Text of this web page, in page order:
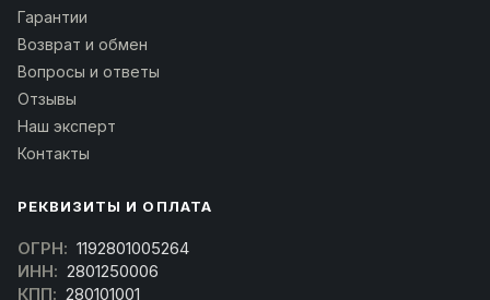
Гарантии
Возврат и обмен
Вопросы и ответы
Отзывы
Наш эксперт
Контакты
РЕКВИЗИТЫ И ОПЛАТА
ОГРН: 1192801005264
ИНН: 2801250006
КПП: 280101001